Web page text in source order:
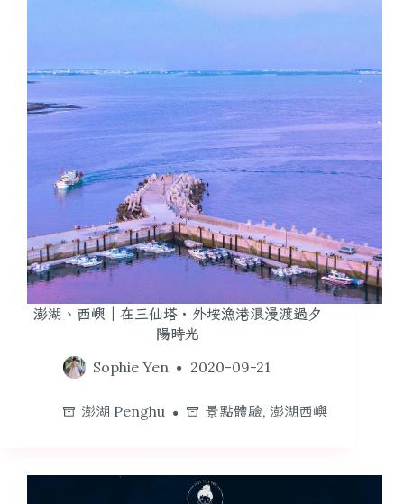
澎湖、西嶼｜在三仙塔・外垵漁港浪漫渡過夕
陽時光
Sophie Yen
2020-09-21
澎湖 Penghu 景點體驗, 澎湖西嶼